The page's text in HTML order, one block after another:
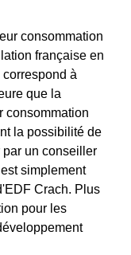
consommation
française en
à
que la
consommation
la possibilité de
un conseiller
simplement
Crach. Plus
pour les